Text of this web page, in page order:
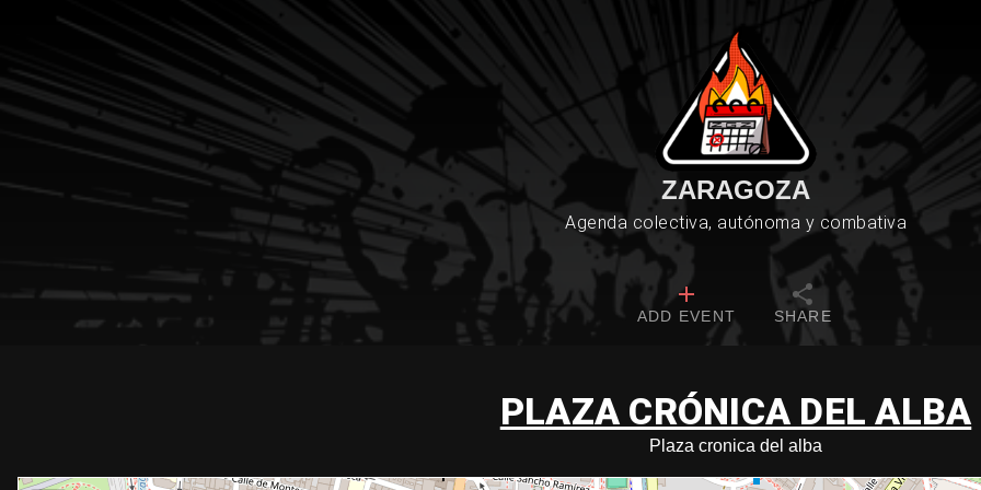
ZARAGOZA
Agenda colectiva, autónoma y combativa
ADD EVENT SHARE
PLAZA CRÓNICA DEL ALBA
Plaza cronica del alba